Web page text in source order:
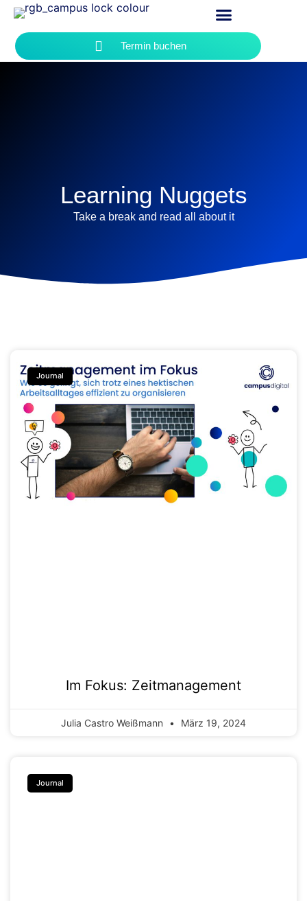
Termin buchen
Learning Nuggets
Take a break and read all about it
Journal
Im Fokus: Zeitmanagement
Julia Castro Weißmann März 19, 2024
Journal